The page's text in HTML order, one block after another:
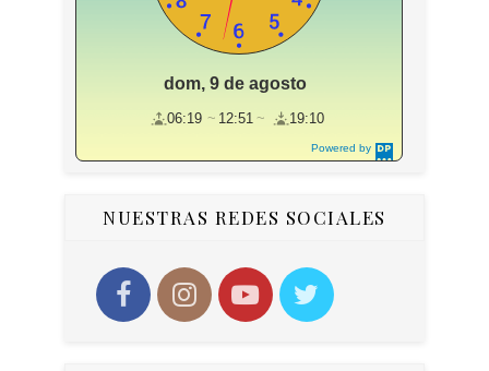
Powered by
DaysPedia.c
dom, 9 de agosto
06:19 12:51 19:10
NUESTRAS REDES SOCIALES